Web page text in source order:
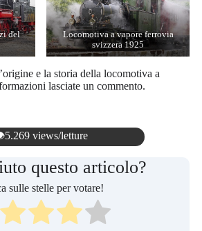
del
Locomotiva a vapore ferrovia
svizzera 1925
e la storia della locomotiva a
lasciate un commento.
views/letture
questo articolo?
sulle stelle per votare!